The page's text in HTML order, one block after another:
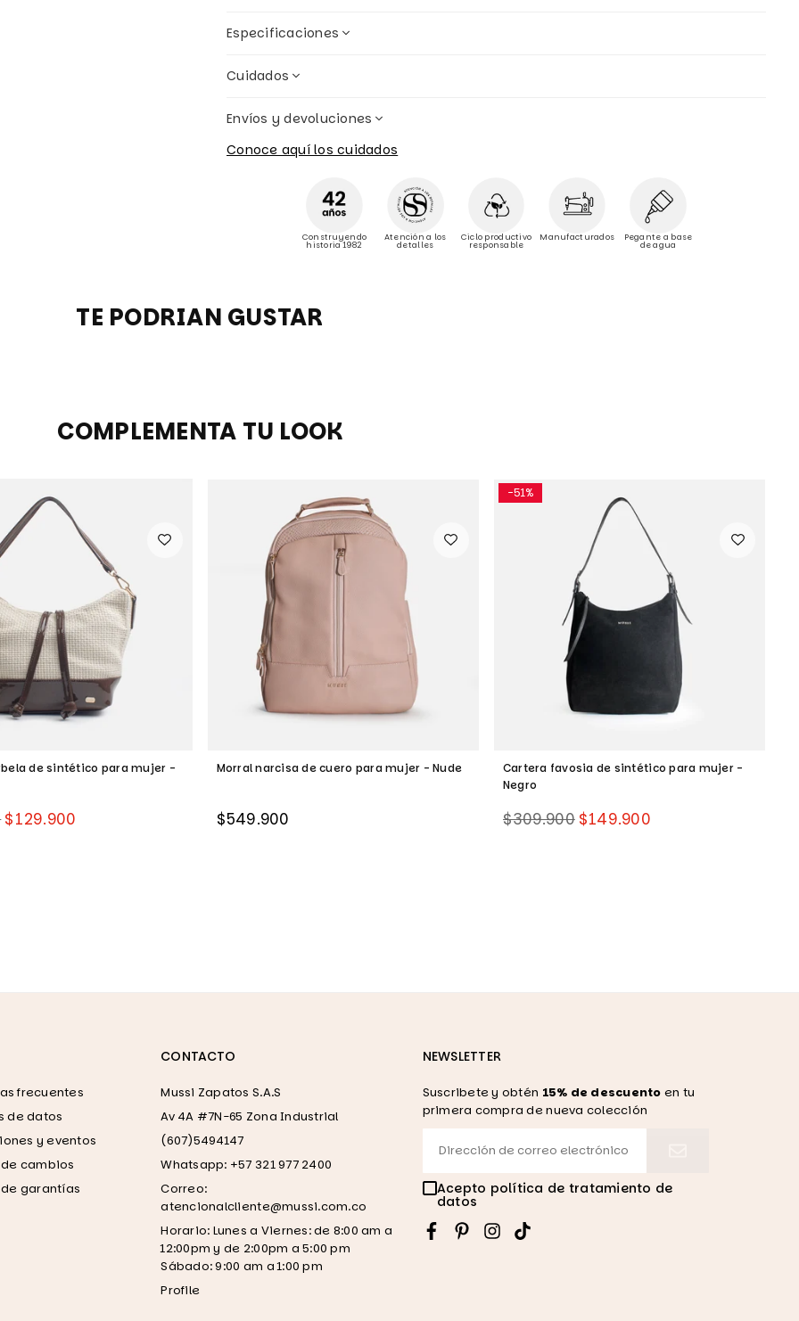
Especificaciones
Cuidados
Envíos y devoluciones
Conoce aquí los cuidados
Construyendo
historia 1982
Atención a los
detalles
Ciclo productivo
responsable
Manufacturados Pegante a base
de agua
TE PODRIAN GUSTAR
COMPLEMENTA TU LOOK
de sintético para mujer -
$129.900
Morral narcisa de cuero para mujer - Nude
Precio
$549.900
-51%
Cartera favosia de sintético para mujer -
Negro
Precio
$309.900 $149.900
frecuentes
de datos
y eventos
cambios
garantías
CONTACTO
Mussi Zapatos S.A.S
Av 4A #7N-65 Zona Industrial
(607)5494147
Whatsapp: +57 321 977 2400
Correo:
atencionalcliente@mussi.com.co
Horario: Lunes a Viernes: de 8:00 am a
12:00pm y de 2:00pm a 5:00 pm
Sábado: 9:00 am a 1:00 pm
Profile
NEWSLETTER
Suscribete y obtén 15% de descuento en tu
primera compra de nueva colección
Acepto política de tratamiento de
datos
FacebookPinterestInstagram
TikTok